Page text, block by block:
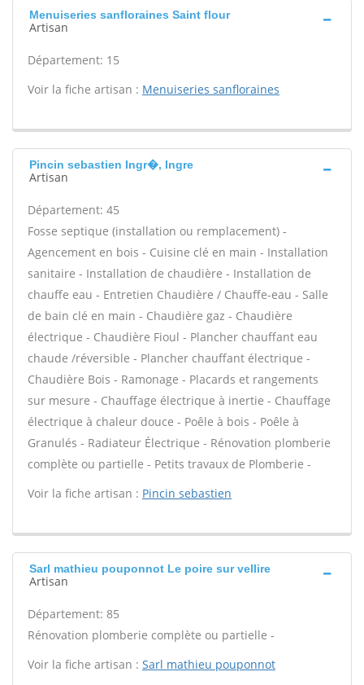
Menuiseries sanfloraines Saint flour
Artisan
Département: 15
Voir la fiche artisan : Menuiseries sanfloraines
Pincin sebastien Ingr�, Ingre
Artisan
Département: 45
Fosse septique (installation ou remplacement) -
Agencement en bois - Cuisine clé en main - Installation
sanitaire - Installation de chaudière - Installation de
chauffe eau - Entretien Chaudière / Chauffe-eau - Salle
de bain clé en main - Chaudière gaz - Chaudière
électrique - Chaudière Fioul - Plancher chauffant eau
chaude /réversible - Plancher chauffant électrique -
Chaudière Bois - Ramonage - Placards et rangements
sur mesure - Chauffage électrique à inertie - Chauffage
électrique à chaleur douce - Poêle à bois - Poêle à
Granulés - Radiateur Électrique - Rénovation plomberie
complète ou partielle - Petits travaux de Plomberie -
Voir la fiche artisan : Pincin sebastien
Sarl mathieu pouponnot Le poire sur vellire
Artisan
Département: 85
Rénovation plomberie complète ou partielle -
Voir la fiche artisan : Sarl mathieu pouponnot